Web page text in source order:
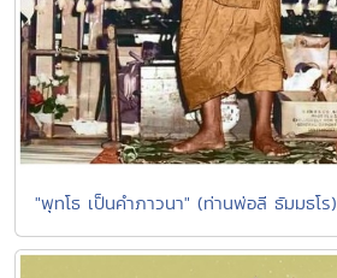
"พุทโธ เป็นคำภาวนา" (ท่านพ่อลี ธัมมธโร)